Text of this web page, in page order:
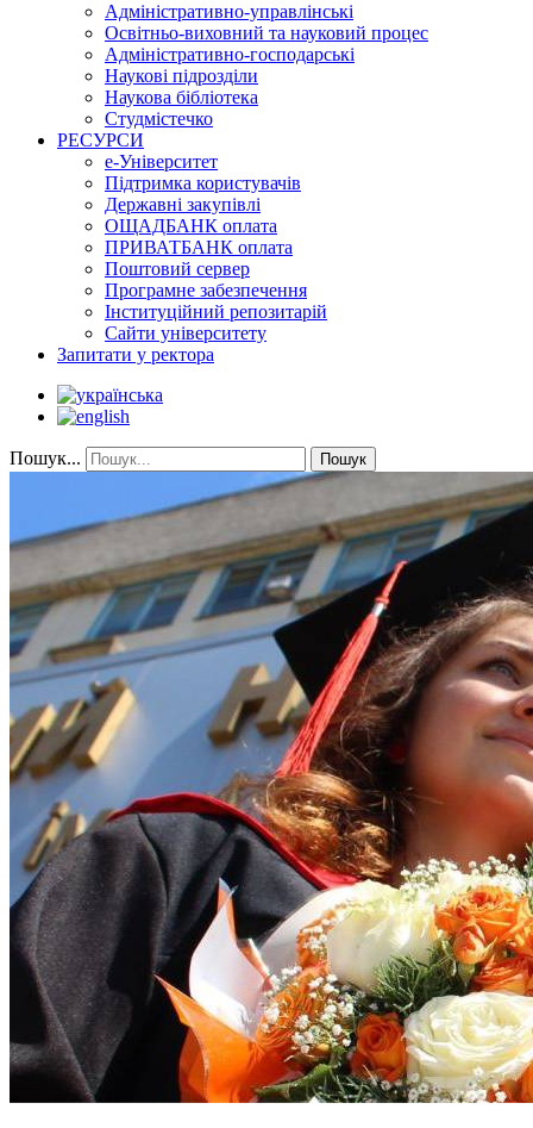
Адміністративно-управлінські
Освітньо-виховний та науковий процес
Адміністративно-господарські
Наукові підрозділи
Наукова бібліотека
Студмістечко
РЕСУРСИ
е-Університет
Підтримка користувачів
Державні закупівлі
ОЩАДБАНК оплата
ПРИВАТБАНК оплата
Поштовий сервер
Програмне забезпечення
Інституційний репозитарій
Сайти університету
Запитати у ректора
Пошук... Пошук